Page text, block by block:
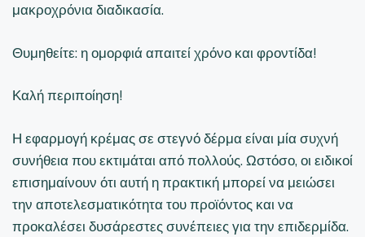
μακροχρόνια διαδικασία.
Θυμηθείτε: η ομορφιά απαιτεί χρόνο και φροντίδα!
Καλή περιποίηση!
Η εφαρμογή κρέμας σε στεγνό δέρμα είναι μία συχνή
συνήθεια που εκτιμάται από πολλούς. Ωστόσο, οι ειδικοί
επισημαίνουν ότι αυτή η πρακτική μπορεί να μειώσει
την αποτελεσματικότητα του προϊόντος και να
προκαλέσει δυσάρεστες συνέπειες για την επιδερμίδα.